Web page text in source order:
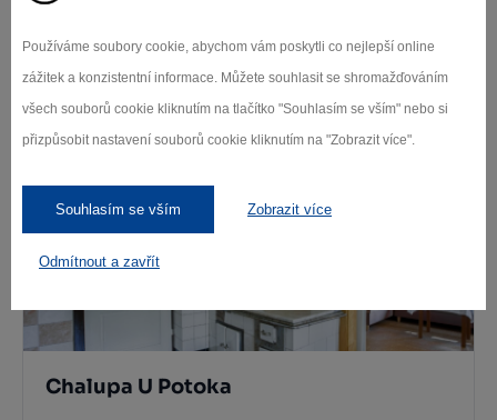
Používáme soubory cookie, abychom vám poskytli co nejlepší online
zážitek a konzistentní informace. Můžete souhlasit se shromažďováním
všech souborů cookie kliknutím na tlačítko "Souhlasím se vším" nebo si
přizpůsobit nastavení souborů cookie kliknutím na "Zobrazit více".
Souhlasím se vším Zobrazit více
Odmítnout a zavřít
Fryšava pod Žákovou horou
Chalupa U Potoka